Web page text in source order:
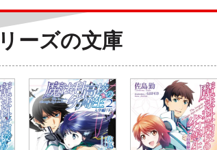
ーズの文庫